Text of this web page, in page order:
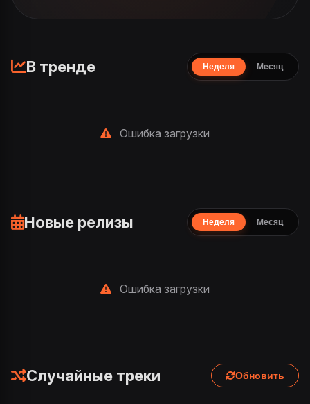
В тренде Неделя Месяц
Ошибка загрузки
Новые релизы Неделя Месяц
Ошибка загрузки
Случайные треки Обновить